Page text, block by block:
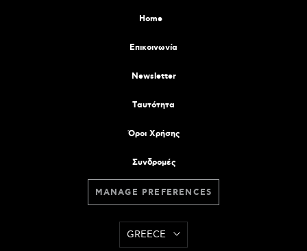
Home
Επικοινωνία
Newsletter
Tαυτότητα
Όροι Χρήσης
Συνδρομές
MANAGE PREFERENCES
GREECE